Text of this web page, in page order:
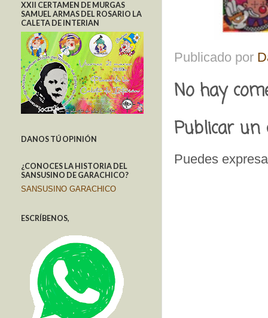
Publicado por
No hay
Publicar
Puedes
XXII CERTAMEN DE MURGAS
SAMUEL ARMAS DEL ROSARIO LA
CALETA DE INTERIAN
DANOS TÚ OPINIÓN
¿CONOCES LA HISTORIA DEL
SANSUSINO DE GARACHICO?
SANSUSINO GARACHICO
ESCRÍBENOS,